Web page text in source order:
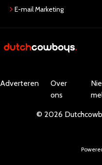
E-mail Marketing
Adverteren
Over
ons
© 2026